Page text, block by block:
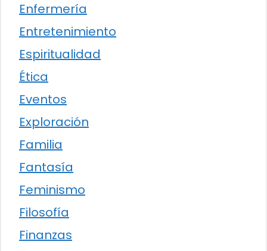
Enfermería
Entretenimiento
Espiritualidad
Ética
Eventos
Exploración
Familia
Fantasía
Feminismo
Filosofía
Finanzas